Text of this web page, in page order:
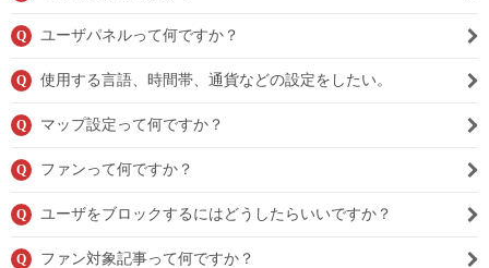
Q ユーザパネルって何ですか？
Q 使用する言語、時間帯、通貨などの設定をしたい。
Q マップ設定って何ですか？
Q ファンって何ですか？
Q ユーザをブロックするにはどうしたらいいですか？
Q ファン対象記事って何ですか？